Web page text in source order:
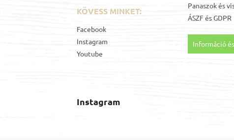
KÖVESS MINKET:
Facebook
Instagram
Youtube
Panaszok és
ÁSZF ésGDPR
Információ
Instagram